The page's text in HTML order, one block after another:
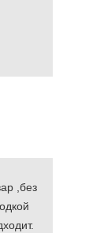
,без